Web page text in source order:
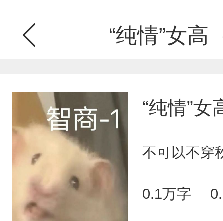
“纯情”女高
“纯情”
不可以不穿
0.1万字